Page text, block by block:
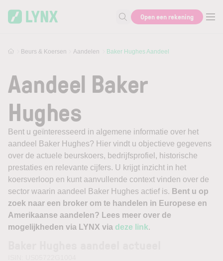
Zoek naar informatie
Open een rekening
Beurs & Koersen Aandelen Baker Hughes Aandeel
Aandeel Baker
Hughes
Bent u geïnteresseerd in algemene informatie over het
aandeel Baker Hughes? Hier vindt u objectieve gegevens
over de actuele beurskoers, bedrijfsprofiel, historische
prestaties en relevante cijfers. U krijgt inzicht in het
koersverloop en kunt aanvullende context vinden over de
sector waarin aandeel Baker Hughes actief is. Bent u op
zoek naar een broker om te handelen in Europese en
Amerikaanse aandelen? Lees meer over de
mogelijkheden via LYNX via deze link.